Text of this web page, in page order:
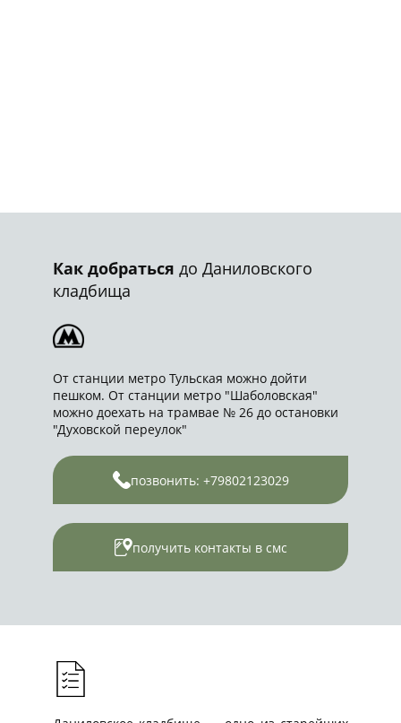
Как добраться до Даниловского
кладбища
От станции метро Тульская можно дойти
пешком. От станции метро "Шаболовская"
можно доехать на трамвае № 26 до остановки
"Духовской переулок"
позвонить: +79802123029
получить контакты в смс